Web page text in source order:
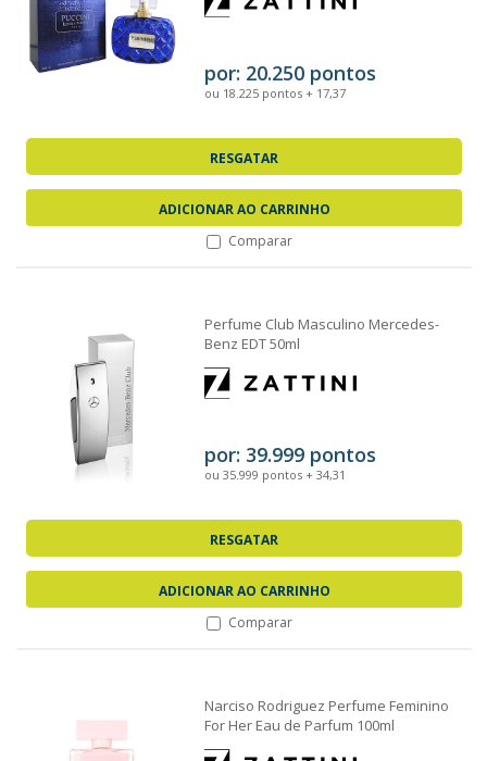
por: 20.250 pontos
ou 18.225 pontos + 17,37
RESGATAR
ADICIONAR AO CARRINHO
Comparar
Perfume Club Masculino Mercedes-
Benz EDT 50ml
por: 39.999 pontos
ou 35.999 pontos + 34,31
RESGATAR
ADICIONAR AO CARRINHO
Comparar
Narciso Rodriguez Perfume Feminino
For Her Eau de Parfum 100ml